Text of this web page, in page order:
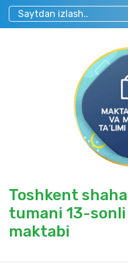
Toshkent
tumani 13-sonli
maktabi